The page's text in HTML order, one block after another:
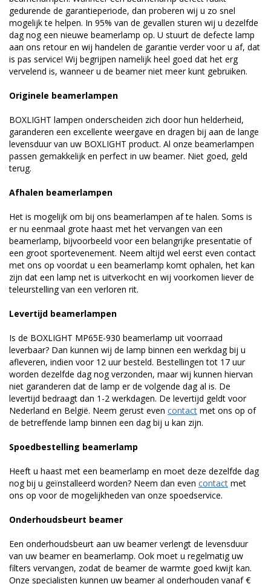
gedurende de garantieperiode, dan proberen wij u zo snel
mogelijk te helpen. In 95% van de gevallen sturen wij u dezelfde
dag nog een nieuwe beamerlamp op. U stuurt de defecte lamp
aan ons retour en wij handelen de garantie verder voor u af, dat
is pas service! Wij begrijpen namelijk heel goed dat het erg
vervelend is, wanneer u de beamer niet meer kunt gebruiken.
Originele beamerlampen
BOXLIGHT lampen onderscheiden zich door hun helderheid,
garanderen een excellente weergave en dragen bij aan de lange
levensduur van uw BOXLIGHT product. Al onze beamerlampen
passen gemakkelijk en perfect in uw beamer. Niet goed, geld
terug.
Afhalen beamerlampen
Het is mogelijk om bij ons beamerlampen af te halen. Soms is
er nu eenmaal grote haast met het vervangen van een
beamerlamp, bijvoorbeeld voor een belangrijke presentatie of
een groot sportevenement. Neem altijd wel eerst even contact
met ons op voordat u een beamerlamp komt ophalen, het kan
zijn dat een lamp net is uitverkocht en wij voorkomen liever de
teleurstelling van een verloren rit.
Levertijd beamerlampen
Is de BOXLIGHT MP65E-930 beamerlamp uit voorraad
leverbaar? Dan kunnen wij de lamp binnen een werkdag bij u
afleveren, indien voor 12 uur besteld. Bestellingen tot 17 uur
worden dezelfde dag nog verzonden, maar wij kunnen hiervan
niet garanderen dat de lamp er de volgende dag al is. De
levertijd bedraagt dan 1-2 werkdagen. De levertijd geldt voor
Nederland en België. Neem gerust even contact met ons op of
de betreffende lamp binnen een dag bij u kan zijn.
Spoedbestelling beamerlamp
Heeft u haast met een beamerlamp en moet deze dezelfde dag
nog bij u geïnstalleerd worden? Neem dan even contact met
ons op voor de mogelijkheden van onze spoedservice.
Onderhoudsbeurt beamer
Een onderhoudsbeurt aan uw beamer verlengt de levensduur
van uw beamer en beamerlamp. Ook moet u regelmatig uw
filters vervangen, zodat de beamer de warmte goed kwijt kan.
Onze specialisten kunnen uw beamer al onderhouden vanaf €